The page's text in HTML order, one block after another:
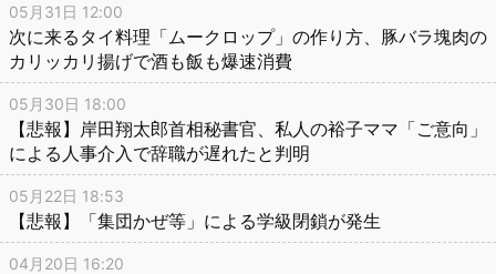
05月31日 12:00
次に来るタイ料理「ムークロップ」の作り方、豚バラ塊肉の
カリッカリ揚げで酒も飯も爆速消費
05月30日 18:00
【悲報】岸田翔太郎首相秘書官、私人の裕子ママ「ご意向」
による人事介入で辞職が遅れたと判明
05月22日 18:53
【悲報】「集団かぜ等」による学級閉鎖が発生
04月20日 16:20